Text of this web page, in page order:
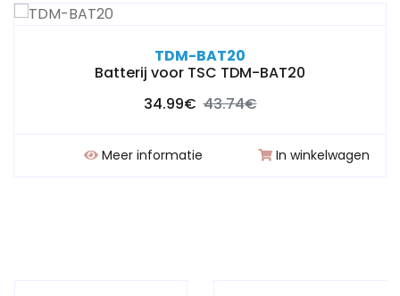
TDM-BAT20
Batterij voor TSC TDM-BAT20
34.99€ 43.74€
Meer informatie In winkelwagen